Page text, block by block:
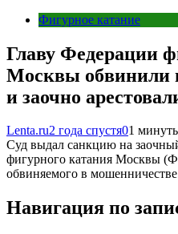
Фигурное катание
Главу Федерации
Москвы обвинили
и заочно
Lenta.ru2 года спустя01
Суд выдал санкцию на
фигурного катания Москвы
обвиняемого в
Навигация по